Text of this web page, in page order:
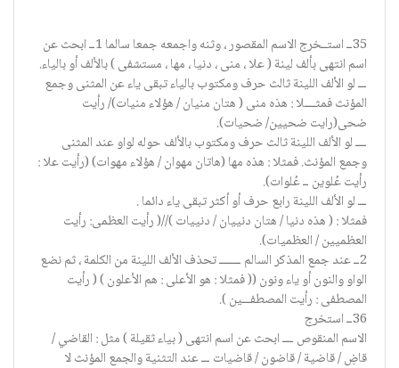
35ــ استــخرج الاسم المقصور ، وثنه واجمعه جمعا سالما 1ــ ابحث عن
اسم انتهى بألف لينة ( علا ، منى ، دنيا ، مها ، مستشفى ) بالألف أو بالياء.
ـــ لو الألف اللينة ثالث حرف ومكتوب بالياء تبقى ياء عن المثنى وجمع
المؤنث فمثــــلا : هذه منى ( هتان منيان / هؤلاء منيات)/ رأيت
ضحى(رايت ضحيين/ ضحيات).
ــــ لو الألف اللينة ثالث حرف ومكتوب بالألف حوله لواو عند المثنى
وجمع المؤنث. فمثلا : هذه مها (هاتان مهوان / هؤلاء مهوات) (رأيت علا :
رأيت عُلوين ــ عُلوات).
ـــ لو الألف اللينة رابع حرف أو أكثر تبقى ياء دائما .
فمثلا : ( هذه دنيا / هتان دنييان / دنييات )//( رأيت العظمى: رأيت
العظميين / العظميات).
2ــ عند جمع المذكر السالم ــــــــ تحذف الألف اللينة من الكلمة ، ثم نضع
الواو والنون أو ياء ونون (( فمثلا : هو الأعلى : هم الأعلون ) ( رأيت
المصطفى : رأيت المصطفـــين ).
36ــ استخرج
الاسم المنقوص ــــ ابحث عن اسم انتهى ( بياء ثقيلة ) مثل : القاضي /
قاضِ / قاضية / قاضون / قاضيات ـــ عند التثنية والجمع المؤنث لا